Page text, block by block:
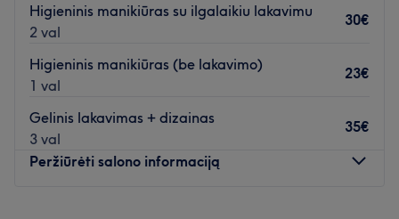
Higieninis manikiūras su ilgalaikiu lakavimu
2 val
30€
Higieninis manikiūras (be lakavimo)
1 val
23€
Gelinis lakavimas + dizainas
3 val
35€
Peržiūrėti salono informaciją